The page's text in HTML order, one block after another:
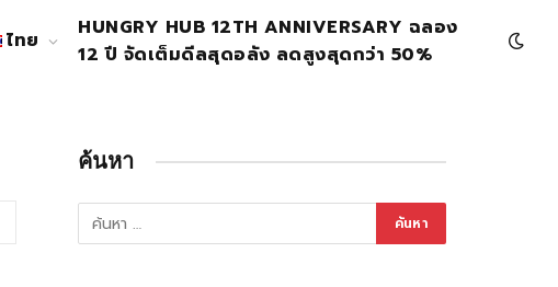
ไทย
HUNGRY HUB 12TH ANNIVERSARY ฉลอง
12 ปี จัดเต็มดีลสุดอลัง ลดสูงสุดกว่า 50%
ค้นหา